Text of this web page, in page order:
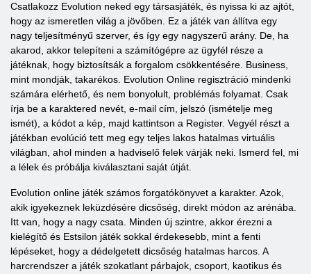
Csatlakozz Evolution neked egy társasjáték, és nyissa ki az ajtót,
hogy az ismeretlen világ a jövőben. Ez a játék van állítva egy
nagy teljesítményű szerver, és így egy nagyszerű arány. De, ha
akarod, akkor telepíteni a számítógépre az ügyfél része a
játéknak, hogy biztosítsák a forgalom csökkentésére. Business,
mint mondják, takarékos. Evolution Online regisztráció mindenki
számára elérhető, és nem bonyolult, problémás folyamat. Csak
írja be a karaktered nevét, e-mail cím, jelszó (ismételje meg
ismét), a kódot a kép, majd kattintson a Register. Vegyél részt a
játékban evolúció tett meg egy teljes lakos hatalmas virtuális
világban, ahol minden a hadviselő felek várják neki. Ismerd fel, mi
a lélek és próbálja kiválasztani saját útját.
Evolution online játék számos forgatókönyvet a karakter. Azok,
akik igyekeznek leküzdésére dicsőség, direkt módon az arénába.
Itt van, hogy a nagy csata. Minden új szintre, akkor érezni a
kielégítő és Estsilon játék sokkal érdekesebb, mint a fenti
lépéseket, hogy a dédelgetett dicsőség hatalmas harcos. A
harcrendszer a játék szokatlant párbajok, csoport, kaotikus és